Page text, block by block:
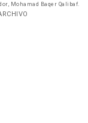
Mohamad Baqer Qalibaf.